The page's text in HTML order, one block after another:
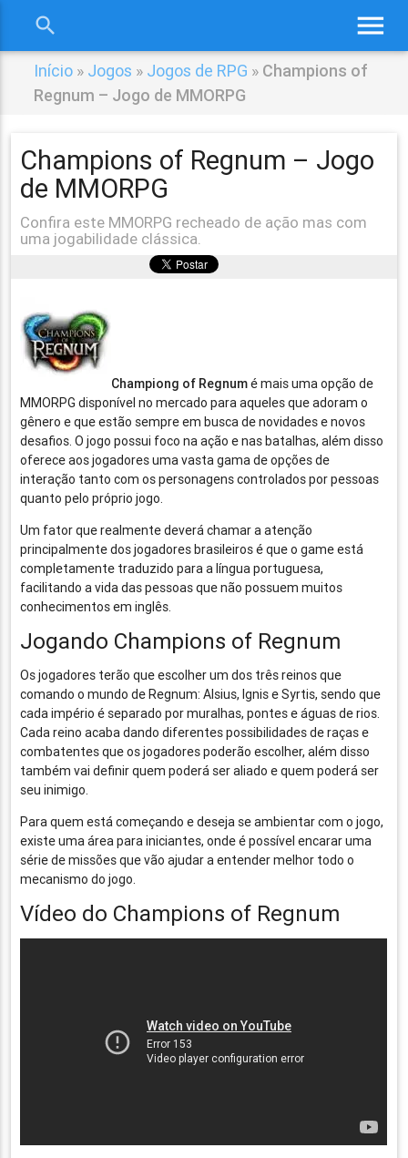
menu
search
Início » Jogos » Jogos de RPG » Champions of
Regnum – Jogo de MMORPG
Champions of Regnum – Jogo
de MMORPG
Confira este MMORPG recheado de ação mas com
uma jogabilidade clássica.
Championg of Regnumé mais uma opção de
MMORPG disponível no mercado para aqueles que adoram o
gênero e que estão sempre em busca de novidades e novos
desafios. O jogo possui foco na ação e nas batalhas, além disso
oferece aos jogadores uma vasta gama de opções de
interação tanto com os personagens controlados por pessoas
quanto pelo próprio jogo.
Um fator que realmente deverá chamar a atenção
principalmente dos jogadores brasileiros é que o game está
completamente traduzido para a língua portuguesa,
facilitando a vida das pessoas que não possuem muitos
conhecimentos em inglês.
Jogando Champions of Regnum
Os jogadores terão que escolher um dos três reinos que
comando o mundo de Regnum: Alsius, Ignis e Syrtis, sendo que
cada império é separado por muralhas, pontes e águas de rios.
Cada reino acaba dando diferentes possibilidades de raças e
combatentes que os jogadores poderão escolher, além disso
também vai definir quem poderá ser aliado e quem poderá ser
seu inimigo.
Para quem está começando e deseja se ambientar com o jogo,
existe uma área para iniciantes, onde é possível encarar uma
série de missões que vão ajudar a entender melhor todo o
mecanismo do jogo.
Vídeo do Champions of Regnum